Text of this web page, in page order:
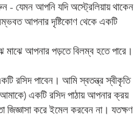
- যেমন আপনি যদি অস্ট্রেলিয়ায় থাকেন
আপনার দৃষ্টিকোণ থেকে একটি
মাঝে আপনার পড়তে বিলম্ব হতে পারে।
রসিদ পাবেন। আমি স্বতন্ত্র স্বীকৃতি
একটি রসিদ পাঠায় আপনার ক্রয়
জিজ্ঞাসা করে ইমেল করবেন না। যতক্ষণ